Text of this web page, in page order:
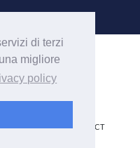
di terzi
migliore
policy
e del Comitato ICT